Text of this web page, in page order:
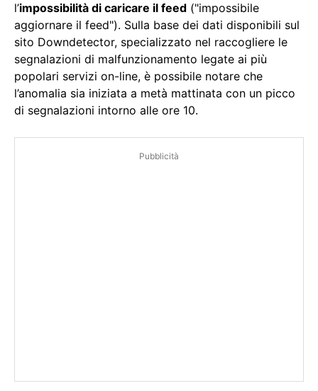
l’impossibilità di caricare il feed ("impossibile
aggiornare il feed"). Sulla base dei dati disponibili sul
sito Downdetector, specializzato nel raccogliere le
segnalazioni di malfunzionamento legate ai più
popolari servizi on-line, è possibile notare che
l’anomalia sia iniziata a metà mattinata con un picco
di segnalazioni intorno alle ore 10.
Pubblicità